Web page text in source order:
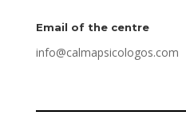
Email of the centre
info@calmapsicologos.com